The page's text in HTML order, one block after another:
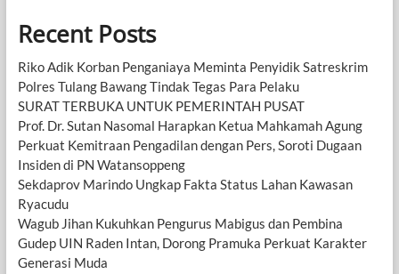
Recent Posts
Riko Adik Korban Penganiaya Meminta Penyidik Satreskrim
Polres Tulang Bawang Tindak Tegas Para Pelaku
SURAT TERBUKA UNTUK PEMERINTAH PUSAT
Prof. Dr. Sutan Nasomal Harapkan Ketua Mahkamah Agung
Perkuat Kemitraan Pengadilan dengan Pers, Soroti Dugaan
Insiden di PN Watansoppeng
Sekdaprov Marindo Ungkap Fakta Status Lahan Kawasan
Ryacudu
Wagub Jihan Kukuhkan Pengurus Mabigus dan Pembina
Gudep UIN Raden Intan, Dorong Pramuka Perkuat Karakter
Generasi Muda